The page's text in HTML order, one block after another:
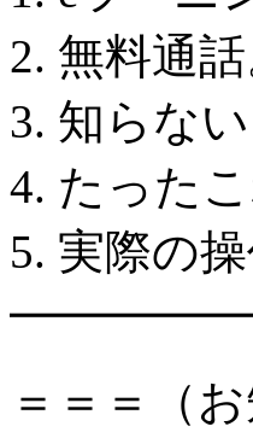
2. 無料通
3. 知らな
4. たった
5. 実際の
＝＝＝（